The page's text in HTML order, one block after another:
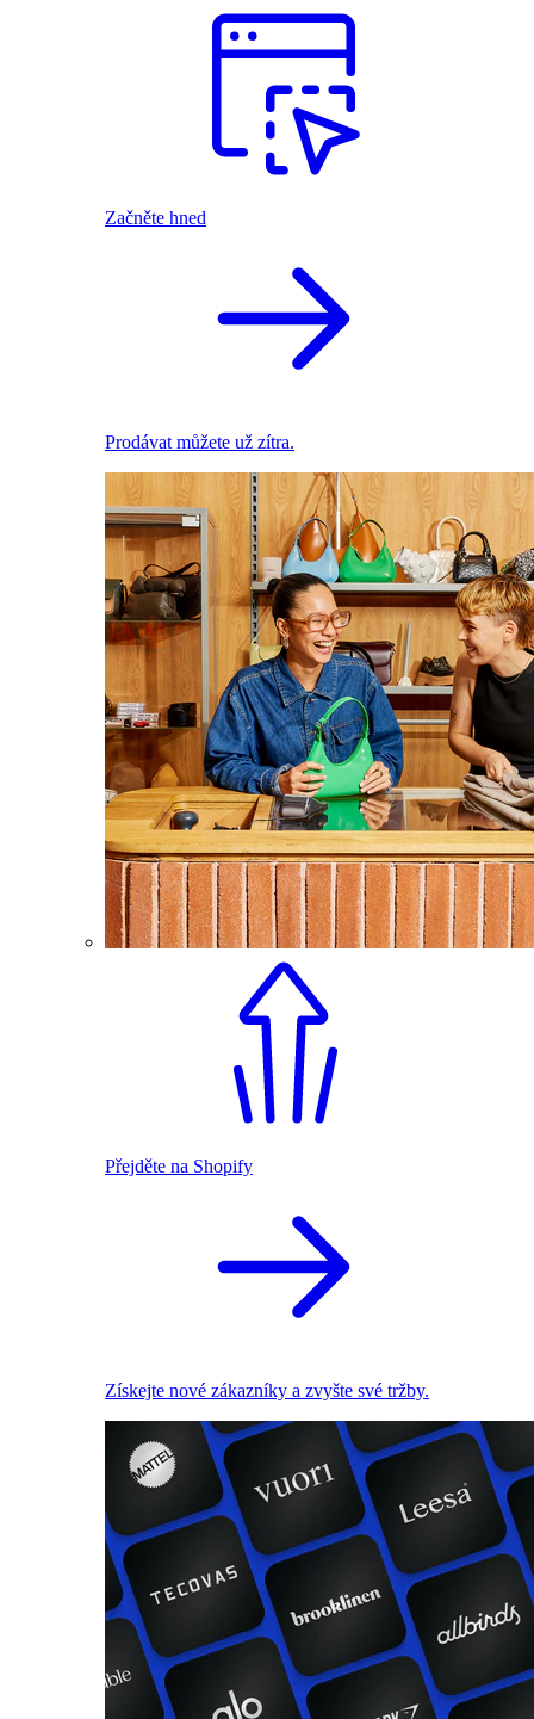
Začněte hned
Prodávat můžete už zítra.
Přejděte na Shopify
Získejte nové zákazníky a zvyšte své tržby.